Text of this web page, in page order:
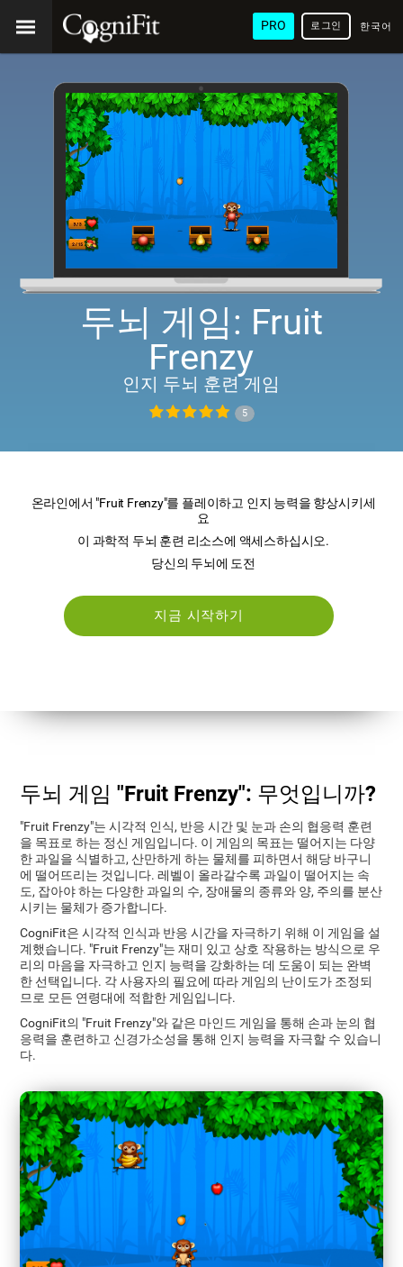
PRO 한국어
/ 韓國
로그인
두뇌 게임: Fruit
Frenzy
인지 두뇌 훈련 게임
5
온라인에서 "Fruit Frenzy"를 플레이하고 인지 능력을 향상시키세
요
이 과학적 두뇌 훈련 리소스에 액세스하십시오.
당신의 두뇌에 도전
지금 시작하기
두뇌 게임 "Fruit Frenzy": 무엇입니까?
"Fruit Frenzy"는 시각적 인식, 반응 시간 및 눈과 손의 협응력 훈련
을 목표로 하는 정신 게임입니다. 이 게임의 목표는 떨어지는 다양
한 과일을 식별하고, 산만하게 하는 물체를 피하면서 해당 바구니
에 떨어뜨리는 것입니다. 레벨이 올라갈수록 과일이 떨어지는 속
도, 잡아야 하는 다양한 과일의 수, 장애물의 종류와 양, 주의를 분산
시키는 물체가 증가합니다.
CogniFit은 시각적 인식과 반응 시간을 자극하기 위해 이 게임을 설
계했습니다. "Fruit Frenzy"는 재미 있고 상호 작용하는 방식으로 우
리의 마음을 자극하고 인지 능력을 강화하는 데 도움이 되는 완벽
한 선택입니다. 각 사용자의 필요에 따라 게임의 난이도가 조정되
므로 모든 연령대에 적합한 게임입니다.
CogniFit의 "Fruit Frenzy"와 같은 마인드 게임을 통해 손과 눈의 협
응력을 훈련하고 신경가소성을 통해 인지 능력을 자극할 수 있습니
다.